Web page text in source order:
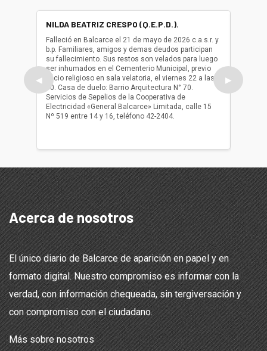
◀
NILDA BEATRIZ CRESPO (Q.E.P.D.).
Falleció en Balcarce el 21 de mayo de 2026 c.a.s.r. y
b.p. Familiares, amigos y demas deudos participan
su fallecimiento. Sus restos son velados para luego
ser inhumados en el Cementerio Municipal, previo
oficio religioso en sala velatoria, el viernes 22 a las
10. Casa de duelo: Barrio Arquitectura N° 70.
Servicios de Sepelios de la Cooperativa de
Electricidad «General Balcarce» Limitada, calle 15
Nº 519 entre 14 y 16, teléfono 42-2404.
ser
oficio
▶
Acerca de nosotros
El único diario de Balcarce de aparición en papel y en
formato digital. Nuestro compromiso es informar con la
verdad, con información chequeada, sin tergiversación y
con compromiso con el ciudadano.
Más sobre nosotros